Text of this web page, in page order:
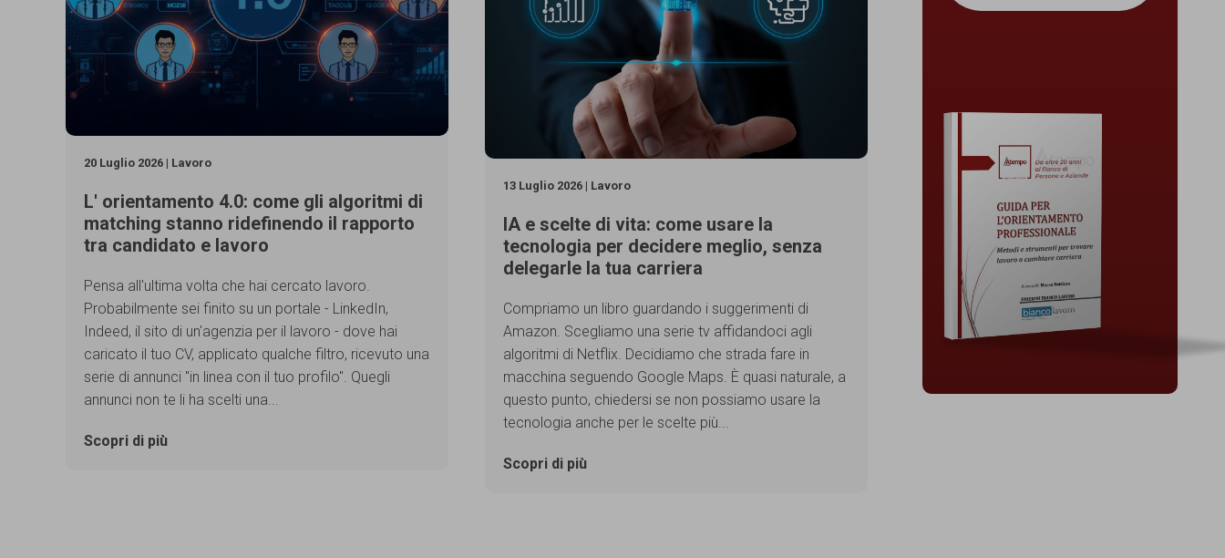
20 Luglio 2026 | Lavoro
L' orientamento 4.0: come gli algoritmi di
matching stanno ridefinendo il rapporto
tra candidato e lavoro
Pensa all'ultima volta che hai cercato lavoro.
Probabilmente sei finito su un portale - LinkedIn,
Indeed, il sito di un'agenzia per il lavoro - dove hai
caricato il tuo CV, applicato qualche filtro, ricevuto una
serie di annunci "in linea con il tuo profilo". Quegli
annunci non te li ha scelti una...
Scopri di più
13 Luglio 2026 | Lavoro
IA e scelte di vita: come usare la
tecnologia per decidere meglio, senza
delegarle la tua carriera
Compriamo un libro guardando i suggerimenti di
Amazon. Scegliamo una serie tv affidandoci agli
algoritmi di Netflix. Decidiamo che strada fare in
macchina seguendo Google Maps. È quasi naturale, a
questo punto, chiedersi se non possiamo usare la
tecnologia anche per le scelte più...
Scopri di più